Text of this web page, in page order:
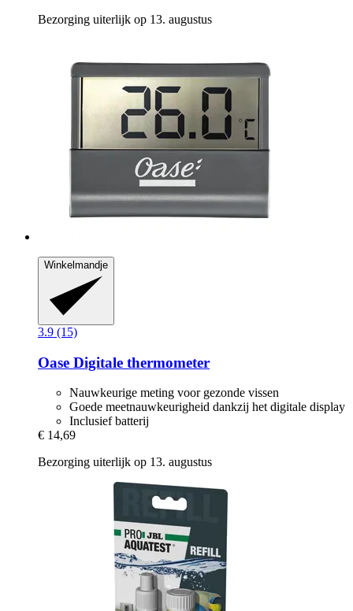
Bezorging uiterlijk op 13. augustus
Winkelmandje
3.9 (15)
Oase Digitale thermometer
Nauwkeurige meting voor gezonde vissen
Goede meetnauwkeurigheid dankzij het digitale display
Inclusief batterij
€ 14,69
Bezorging uiterlijk op 13. augustus